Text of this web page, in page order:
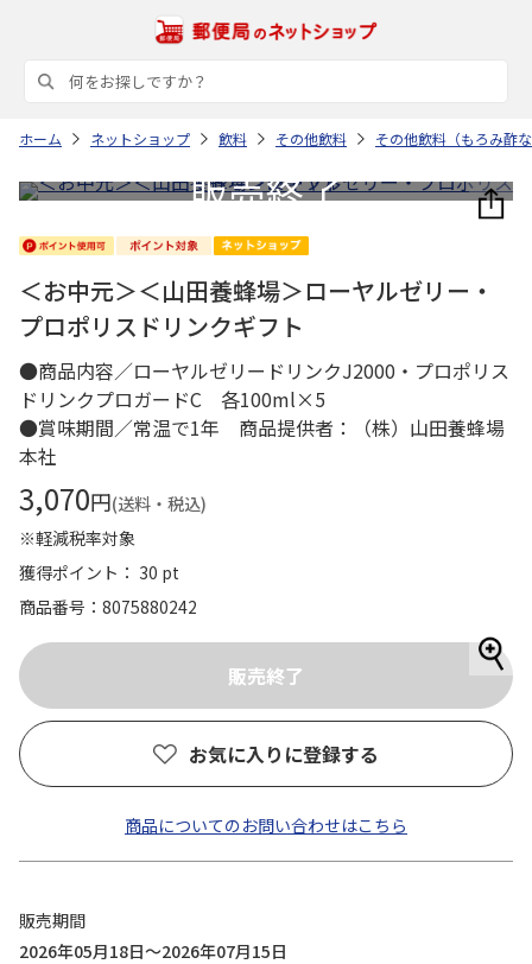
ホーム ネットショップ 飲料 その他飲料 その他飲料（もろみ酢
＜お中元＞＜山田養蜂場＞ローヤルゼリー・
プロポリスドリンクギフト
●商品内容／ローヤルゼリードリンクJ2000・プロポリス
ドリンクプロガードC 各100ml×5
●賞味期間／常温で1年 商品提供者：（株）山田養蜂場
本社
3,070円(送料・税込)
※軽減税率対象
獲得ポイント： 30 pt
商品番号
8075880242
お気に入りに登録する
商品についてのお問い合わせはこちら
販売期間
2026年05月18日～2026年07月15日